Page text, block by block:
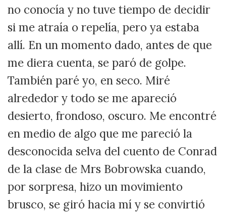
no conocía y no tuve tiempo de decidir
si me atraía o repelía, pero ya estaba
allí. En un momento dado, antes de que
me diera cuenta, se paró de golpe.
También paré yo, en seco. Miré
alrededor y todo se me apareció
desierto, frondoso, oscuro. Me encontré
en medio de algo que me pareció la
desconocida selva del cuento de Conrad
de la clase de Mrs Bobrowska cuando,
por sorpresa, hizo un movimiento
brusco, se giró hacia mí y se convirtió